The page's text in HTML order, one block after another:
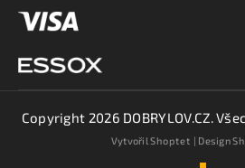
Copyright 2026 DOBRYLOV.CZ.
VytvořilShoptet | Design